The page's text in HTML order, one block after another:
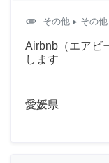
attachment その他 ▸ その他
Airbnb（エアビ
します
愛媛県